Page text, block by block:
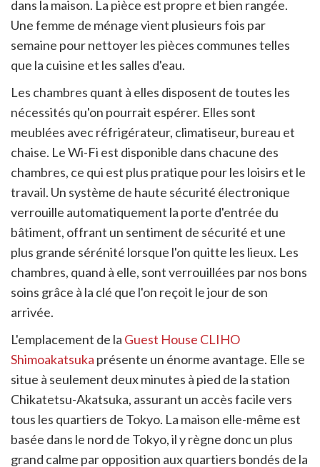
dans la maison. La pièce est propre et bien rangée.
Une femme de ménage vient plusieurs fois par
semaine pour nettoyer les pièces communes telles
que la cuisine et les salles d'eau.
Les chambres quant à elles disposent de toutes les
nécessités qu'on pourrait espérer. Elles sont
meublées avec réfrigérateur, climatiseur, bureau et
chaise. Le Wi-Fi est disponible dans chacune des
chambres, ce qui est plus pratique pour les loisirs et le
travail. Un système de haute sécurité électronique
verrouille automatiquement la porte d'entrée du
bâtiment, offrant un sentiment de sécurité et une
plus grande sérénité lorsque l'on quitte les lieux. Les
chambres, quand à elle, sont verrouillées par nos bons
soins grâce à la clé que l'on reçoit le jour de son
arrivée.
L'emplacement de la Guest House CLIHO
Shimoakatsuka présente un énorme avantage. Elle se
situe à seulement deux minutes à pied de la station
Chikatetsu-Akatsuka, assurant un accès facile vers
tous les quartiers de Tokyo. La maison elle-même est
basée dans le nord de Tokyo, il y règne donc un plus
grand calme par opposition aux quartiers bondés de la